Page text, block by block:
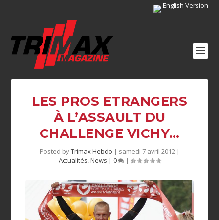
English Version
LES PROS ETRANGERS
À L’ASSAULT DU
CHALLENGE VICHY…
Posted byTrimax Hebdo | samedi 7 avril 2012|
Actualités,News | 0 |